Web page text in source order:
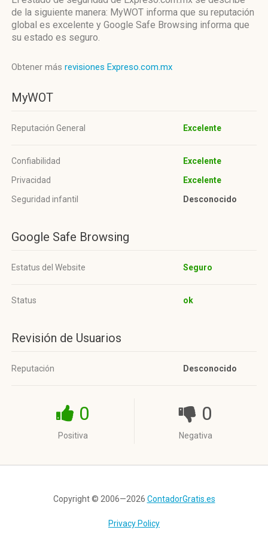
de la siguiente manera: MyWOT informa que su reputación
global es excelente y Google Safe Browsing informa que
su estado es seguro.
Obtener más revisiones Expreso.com.mx
MyWOT
Reputación General Excelente
Confiabilidad
Excelente
Privacidad
Excelente
Seguridad infantil
Desconocido
Google Safe Browsing
Estatus del Website Seguro
Status ok
Revisión de Usuarios
Reputación Desconocido
0
Positiva
0
Negativa
Copyright © 2006—2026 ContadorGratis.es
Privacy Policy